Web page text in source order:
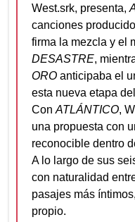
West.srk, presenta,
canciones
firma la mezcla y el
DESASTRE,
ORO anticipaba el
esta nueva etapa
Con ATLÁNTICO,
una propuesta con
reconocible dentro
A lo largo de sus
con naturalidad
pasajes más
propio.